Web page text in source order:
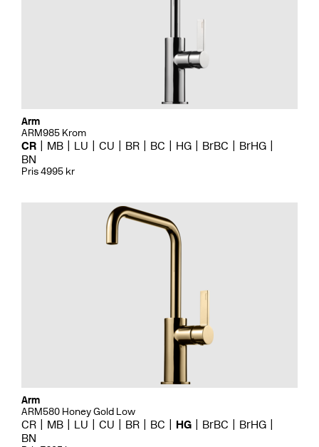
Arm
ARM985 Krom
CR MB LU CU BR BC HG BrBC
BrHG
BN
Pris 4995 kr
Arm
ARM580 Honey Gold Low
CR MB LU CU BR BC HG BrBC
BrHG
BN